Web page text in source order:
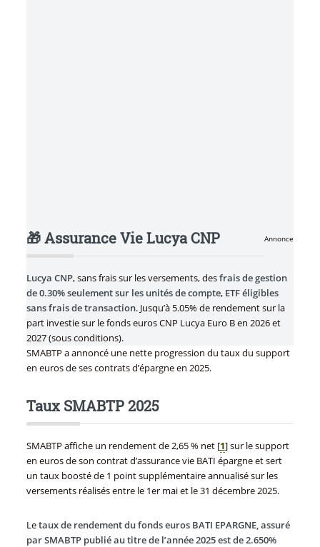
Annonce
🎁 Assurance Vie Lucya CNP
Lucya CNP, sans frais sur les versements, desfrais de gestion
de 0.30% seulement sur les unités de compte, ETF éligibles
sans frais de transaction. Jusqu’à 5.05% de rendement sur la
part investie sur le fonds euros CNP Lucya Euro B en 2026 et
2027 (sous conditions).
SMABTP a annoncé une nette progression du taux du support
en euros de ses contrats d’épargne en 2025.
Taux SMABTP 2025
SMABTP affiche un rendement de 2,65 % net[1]sur le support
en euros de son contrat d’assurance vie BATI épargne et sert
un taux boosté de 1 point supplémentaire annualisé sur les
versements réalisés entre le 1er mai et le 31 décembre 2025.
Letaux de rendement du fonds euros BATI EPARGNE, assuré
par SMABTP publié au titre de l’année 2025 est de 2.650%